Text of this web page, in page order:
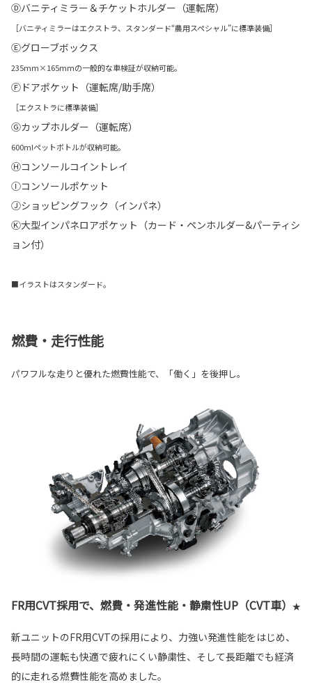
Ⓓバニティミラー＆チケットホルダー（運転席）
［バニティミラーはエクストラ、スタンダード“農用スペシャル”に標準装備］
Ⓔグローブボックス
235mm×165mmの一般的な車検証が収納可能。
Ⓕドアポケット（運転席/助手席）
［エクストラに標準装備］
Ⓖカップホルダー（運転席）
600mlペットボトルが収納可能。
Ⓗコンソールコイントレイ
Ⓘコンソールポケット
Ⓙショッピングフック（インパネ）
Ⓚ大型インパネロアポケット（カード・ペンホルダー&パーティシ
ョン付）
■イラストはスタンダード。
燃費・走行性能
パワフルな走りと優れた燃費性能で、「働く」を後押し。
FR用CVT採用で、燃費・発進性能・静粛性UP（CVT車） ★
新ユニットのFR用CVTの採用により、力強い発進性能をはじめ、
長時間の運転も快適で疲れにくい静粛性、そして長距離でも経済
的に走れる燃費性能を高めました。